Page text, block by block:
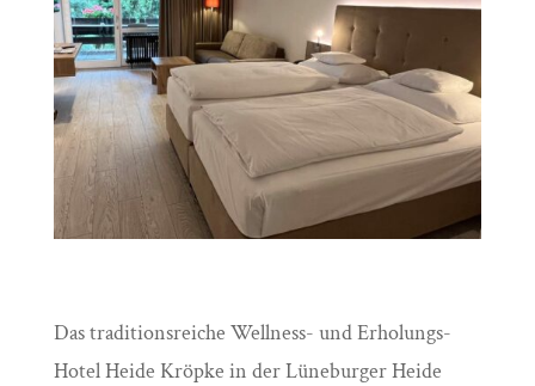
Das traditionsreiche Wellness- und Erholungs-
Hotel Heide Kröpke in der Lüneburger Heide